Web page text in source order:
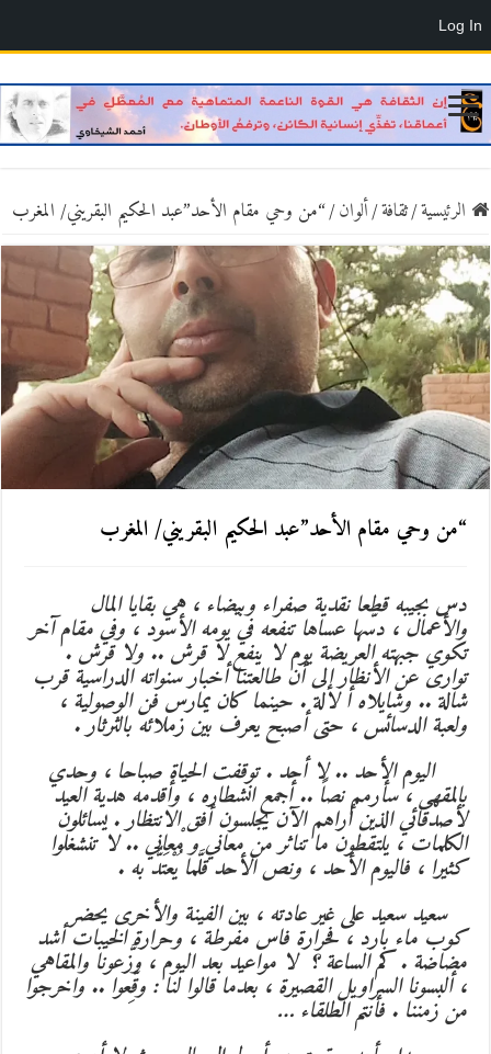
الرئيسية/ثقافة/ألوان/“من وحي مقام الأحد”عبد الحكيم البقريني/ المغرب
“من وحي مقام الأحد”عبد الحكيم البقريني/ المغرب
دس بجيبه قطعا نقدية صفراء وبيضاء ، هي بقايا المال
والأعمال ، دسّها عساها تنفعه في يومه الأسود ، وفي مقام آخر
تكوي جبهته العريضة يوم لا ينفع لا قرش .. ولا قرش .
توارى عن الأنظار إلى أن طالعتنا أخبار سنواته الدراسية قرب
شالة .. وشايلاه أ لالة . حينما كان يمارس فن الوصولية ،
ولعبة الدسائس ، حتى أصبح يعرف بين زملائه بالثرثار .
اليوم الأحد .. لا أحد . توقفت الحياة صباحا ، وحدي
بالمقهى ، سأرمم نصاً .. أجمع انشطاره ، وأقدمه هدية العيد
لأصدقائي الذين أراهم الآن يجلسون أفق الانتظار . يسائلون
الكلمات ، يلتقطون ما تناثر من معاني و مْعاني .. لا تنشغلوا
كثيرا ، فاليوم الأحد ، ونص الأحد قلَّما يُعْتَدُّ به .
سعيد سعيد على غير عادته ، بين الفينة والأخرى يحضر
كوب ماء بارد ، فحرارة فاس مفرطة ، وحرارة الخيبات أشد
مضاضة . كم الساعة ؟ لا مواعيد بعد اليوم ، وزَّعونا والمقاهي
، ألبسونا السراويل القصيرة ، بعدما قالوا لنا : وقِّعوا .. واخرجوا
من زمننا . فأنتم الطلقاء …
Log In